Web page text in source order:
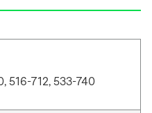
516-712, 533-740